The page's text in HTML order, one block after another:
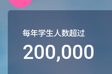
每年学生人数超过
200,000